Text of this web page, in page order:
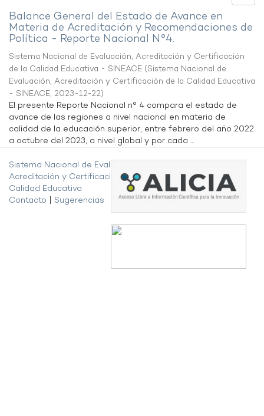
Balance General del Estado de Avance en
Materia de Acreditación y Recomendaciones de
Política - Reporte Nacional N°4.
Sistema Nacional de Evaluación, Acreditación y Certificación
de la Calidad Educativa - SINEACE (Sistema Nacional de
Evaluación, Acreditación y Certificación de la Calidad Educativa
- SINEACE, 2023-12-22)
El presente Reporte Nacional n° 4 compara el estado de
avance de las regiones a nivel nacional en materia de
calidad de la educación superior, entre febrero del año 2022
a octubre del 2023, a nivel global y por cada ...
Sistema Nacional de Evaluación,
Acreditación y Certificación de la
Calidad Educativa
Contacto
Sugerencias